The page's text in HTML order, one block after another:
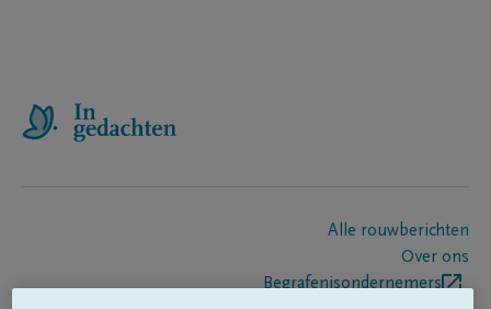
Alle rouwberichten
Over ons
Begrafenisondernemers